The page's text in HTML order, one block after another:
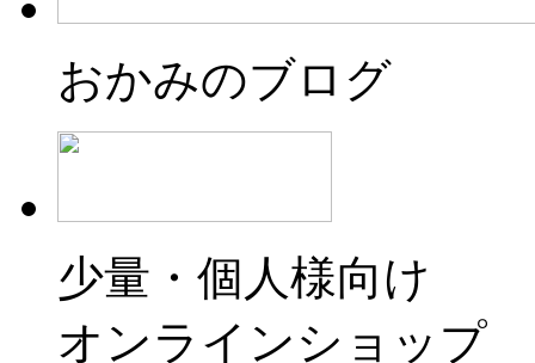
おかみのブログ
少量・個人様向け
オンラインショップ